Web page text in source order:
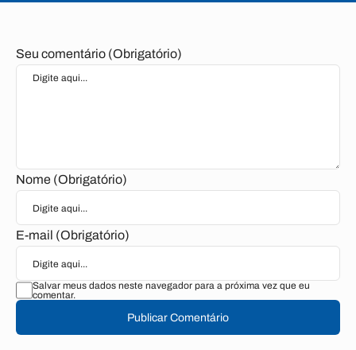
Seu comentário (Obrigatório)
Nome (Obrigatório)
E-mail (Obrigatório)
Salvar meus dados neste navegador para a próxima vez que eu
comentar.
Publicar Comentário